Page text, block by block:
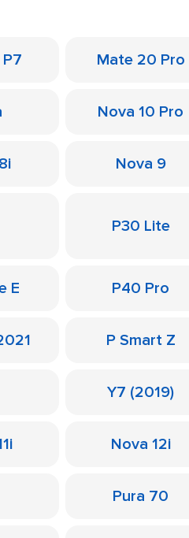
Mate 20 Pro
Nova 10 Pro
Nova 9
P30 Lite
E P40 Pro
P Smart Z
Y7 (2019)
Nova 12i
Pura 70